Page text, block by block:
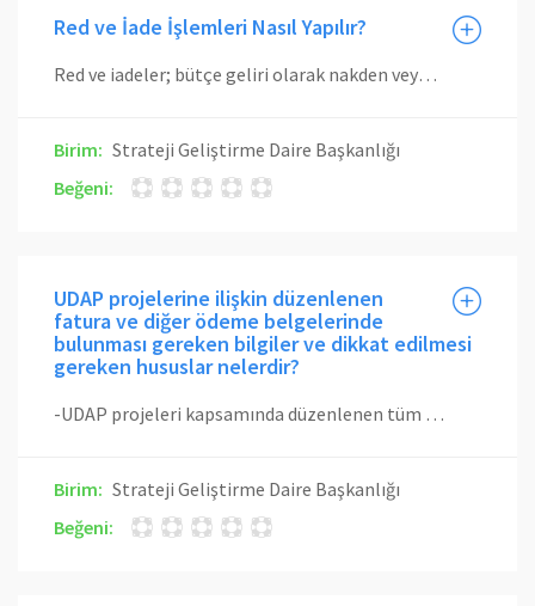
Red ve İade İşlemleri Nasıl Yapılır?
Red ve iadeler; bütçe geliri olarak nakden veya mahsuben yapılan tahsilâttan fazla ve yersiz alındığı tespit edilen meblağların ilgililerine geri ödenmesi işlemlerinin izlenmesi için kullanılır. İade talebi ile gelen evrakının ekleri kontrol edilerek maddi hata olup olmadığı tespit edilir. Sisteme giriş işlemi gerçekleştirilir. Kanunda belirtilen tarihte Muhasebe İşlem Fişi düzenlenerek ödemesi yapılır. Yetkililerin kontrol ve imzasından sonra ilgili personelce gönderme emri belgesi ile ilgilinin banka hesaplarına aktarılır.
Birim: Strateji Geliştirme Daire Başkanlığı
Beğeni:
UDAP projelerine ilişkin düzenlenen
fatura ve diğer ödeme belgelerinde
bulunması gereken bilgiler ve dikkat edilmesi
gereken hususlar nelerdir?
-UDAP projeleri kapsamında düzenlenen tüm faturalar Üniversitemiz adına düzenlenmelidir. -Faturalarda proje kodu belirtilmelidir. -Faturanın açıklama kısmı, ilgili harcamanın proje bütçesinde belirtilen açıklamasına uygun ve tutarlı olarak doldurulmalıdır.
Birim: Strateji Geliştirme Daire Başkanlığı
Beğeni: